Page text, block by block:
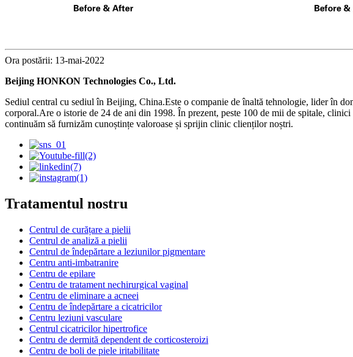
Ora postării: 13-mai-2022
Beijing HONKON Technologies Co., Ltd.
Sediul central cu sediul în Beijing, China.Este o companie de înaltă tehnologie, lider în
corporal.Are o istorie de 24 de ani din 1998. În prezent, peste 100 de mii de spitale,
continuăm să furnizăm cunoștințe valoroase și sprijin clinic clienților noștri.
Tratamentul nostru
Centrul de curățare a pielii
Centrul de analiză a pielii
Centrul de îndepărtare a leziunilor pigmentare
Centru anti-imbatranire
Centru de epilare
Centru de tratament nechirurgical vaginal
Centru de eliminare a acneei
Centru de îndepărtare a cicatricilor
Centru leziuni vasculare
Centrul cicatricilor hipertrofice
Centru de dermită dependent de corticosteroizi
Centru de boli de piele iritabilitate